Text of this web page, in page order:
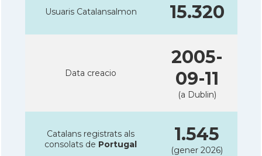
Usuaris Catalansalmon 15.320
Data creacio
2005-
09-11
(a Dublin)
Catalans registrats als
consolats de Portugal 1.545
(gener 2026)